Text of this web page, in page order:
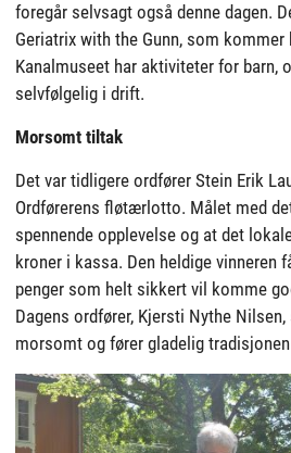
foregår selvsagt også denne dagen.
Geriatrix with the Gunn, som kommer
Kanalmuseet har aktiviteter for barn,
selvfølgelig i drift.
Morsomt tiltak
Det var tidligere ordfører Stein Erik
Ordførerens fløtærlotto. Målet med
spennende opplevelse og at det
kroner i kassa. Den heldige vinneren
penger som helt sikkert vil komme
Dagens ordfører, Kjersti Nythe
morsomt og fører gladelig